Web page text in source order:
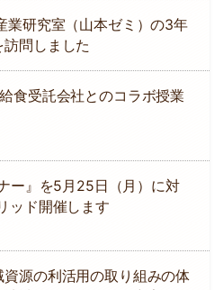
業研究室（山本ゼミ）の3年
問しました
食受託会社とのコラボ授業
ー』を5月25日（月）に対
ッド開催します
源の利活用の取り組みの体